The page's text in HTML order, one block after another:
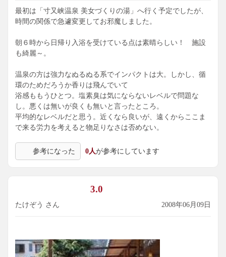
最初は「寸又峡温泉 美女づくりの湯」へ行く予定でしたが、
時間の関係で急遽変更してお邪魔しました。
朝６時から日帰り入浴を受けている点は素晴らしい！ 施設
も綺麗～。
温泉の方は強力なぬるぬる系でインパクトは大。しかし、循
環のためだろうか香りは飛んでいて
浴感ももうひとつ。塩素臭は気にならないレベルで問題な
し。悪くは無いが良くも無いと言ったところ。
平均的なレベルだと思う。近くなら良いが、遠くからここま
で来る労力を考えると物足りなさは否めない。
参考になった 0人が参考にしています
3.0
たけぞう さん 2008年06月09日